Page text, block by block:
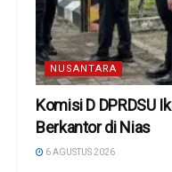
NUSANTARA
Komisi D DPRDSU
Berkantor di Nias
6 AGUSTUS 2026